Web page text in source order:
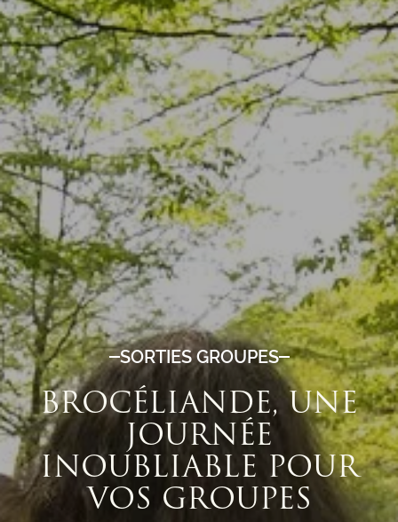
SORTIES GROUPES
BROCÉLIANDE, UNE
JOURNÉE
INOUBLIABLE POUR
VOS GROUPES